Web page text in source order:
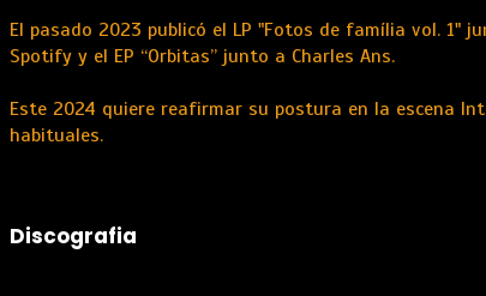
El pasado 2023 publicó el LP "Fotos de família vol. 1"
Spotify y el EP “Orbitas” junto a Charles Ans.
Este 2024 quiere reafirmar su postura en la escena
habituales.
Discografia